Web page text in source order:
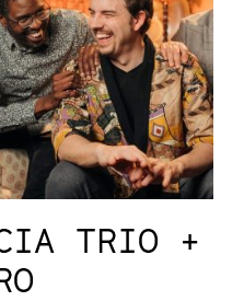
TRIO +